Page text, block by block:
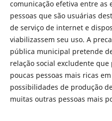
comunicação efetiva entre as
pessoas que são usuárias
de serviço de internet e
viabilizassem seu uso. A
pública municipal pretende
relação social excludente
poucas pessoas mais ricas
possibilidades de produção
muitas outras pessoas mais